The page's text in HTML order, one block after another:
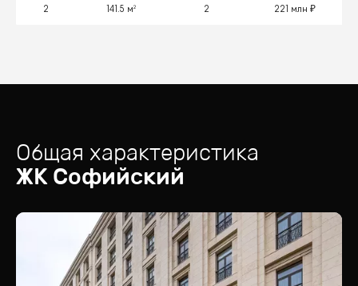
2 141.5 м² 2 221 млн
Общая характеристика
ЖК Софийский